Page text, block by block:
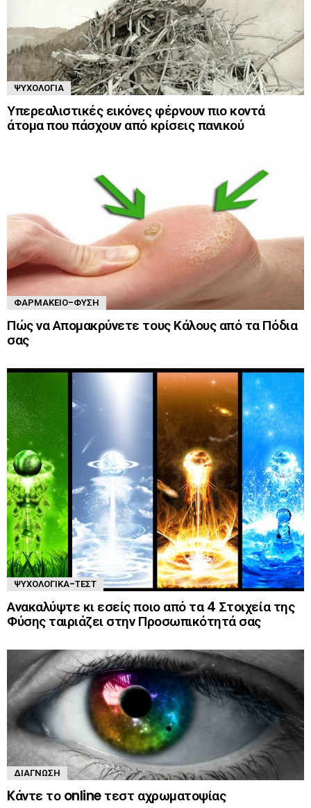
ΨΥΧΟΛΟΓΊΑ
Υπερεαλιστικές εικόνες φέρνουν πιο κοντά
άτομα που πάσχουν από κρίσεις πανικού
ΦΑΡΜΑΚΕΊΟ-ΦΎΣΗ
Πώς να Απομακρύνετε τους Κάλους από τα Πόδια
σας
ΨΥΧΟΛΟΓΙΚΆ-ΤΈΣΤ
Ανακαλύψτε κι εσείς ποιο από τα 4 Στοιχεία της
Φύσης ταιριάζει στην Προσωπικότητά σας
ΔΙΆΓΝΩΣΗ
Kάντε το online τεστ αχρωματοψίας